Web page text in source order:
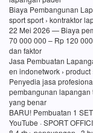
Biaya Pembangunan
sport sport › kontraktor
22 Mei 2026 — Biaya
70 000 000 – Rp 120
dan faktor
Jasa Pembuatan
en indonetwork › product
Penyedia jasa
pembangunan lapangan
yang benar
BARU! Pembuatan 1
YouTube · SPORT